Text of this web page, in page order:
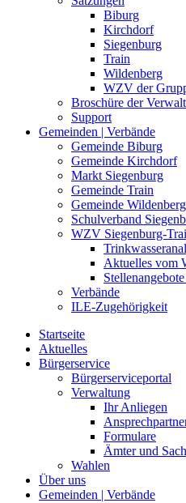
Biburg
Kirchdorf
Siegenburg
Train
Wildenberg
WZV der
Broschüre der
Support
Gemeinden | Verbände
Gemeinde Biburg
Gemeinde Kirchdorf
Markt Siegenburg
Gemeinde Train
Gemeinde Wildenberg
Schulverband
WZV Siegenburg-
Aktuelles vom
Verbände
ILE-Zugehörigkeit
Startseite
Aktuelles
Bürgerservice
Bürgerserviceportal
Verwaltung
Ihr Anliegen
Formulare
Ämter und
Wahlen
Über uns
Gemeinden | Verbände